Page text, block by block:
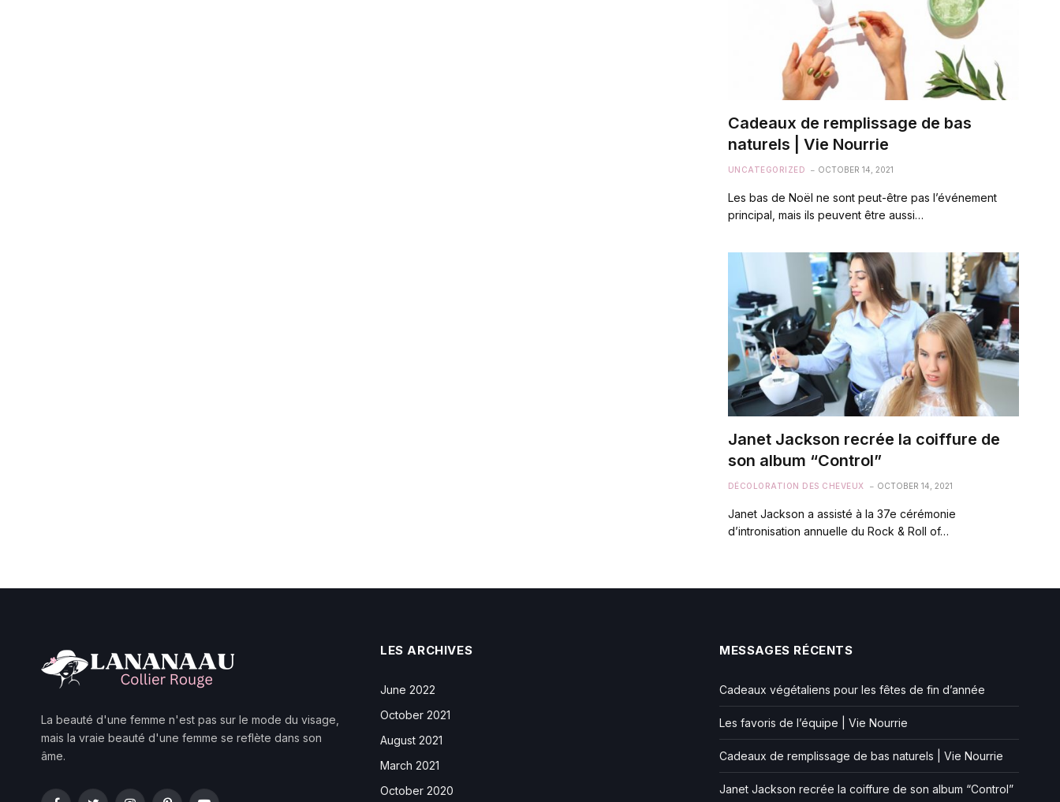
Cadeaux de remplissage de bas
naturels | Vie Nourrie
UNCATEGORIZED OCTOBER 14, 2021
Les bas de Noël ne sont peut-être pas l’événement
principal, mais ils peuvent être aussi…
Janet Jackson recrée la coiffure de
son album “Control”
DÉCOLORATION DES CHEVEUX OCTOBER 14, 2021
Janet Jackson a assisté à la 37e cérémonie
d’intronisation annuelle du Rock & Roll of…
La beauté d'une femme n'est pas sur le mode du visage,
mais la vraie beauté d'une femme se reflète dans son
âme.
LES ARCHIVES
June 2022
October 2021
August 2021
March 2021
October 2020
MESSAGES RÉCENTS
Cadeaux végétaliens pour les fêtes de fin d’année
Les favoris de l’équipe | Vie Nourrie
Cadeaux de remplissage de bas naturels | Vie Nourrie
Janet Jackson recrée la coiffure de son album “Control”